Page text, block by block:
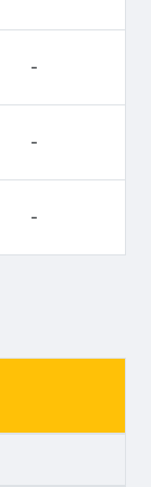
-
-
-